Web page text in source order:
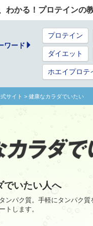
わかる！プロテインの
ワード
プロテイン
ダイエット
ホエイプロテ
サイト > 健康なカラダでいたい
でいたい人へ
ンパク質。手軽にタンパク
トします。